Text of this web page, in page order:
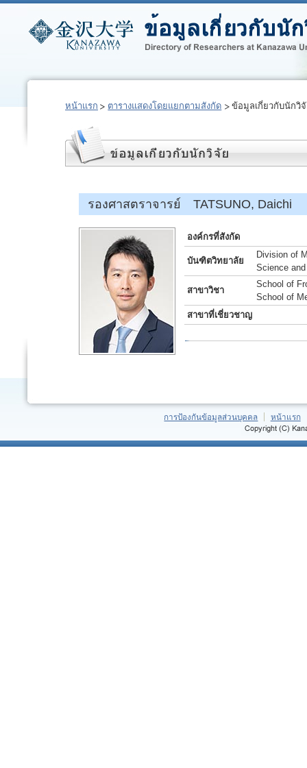
หน้าแรก ตารางแสดงโดยแยกตามสังกัด ข้อมูลเกี่ยวกับนักวิ
รองศาสตราจารย์ TATSUNO, Daichi
องค์กรที่สังกัด
บันฑิตวิทยาลัย
Division of
Science
สาขาวิชา
School of
School of
สาขาที่เชี่ยวชาญ
การป้องกันข้อมูลส่วนบุคคล หน้าแรก